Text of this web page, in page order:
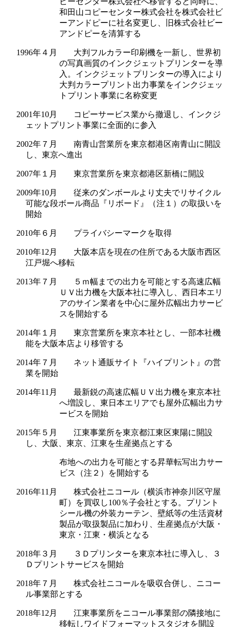
和田山コピーセンター株式会社を株式会社ビ
ーアンドピーに社名変更し、旧株式会社ビー
アンドピーを清算する
1996年４月 大判フルカラー印刷機を一新し、世界初
の写真画質のインクジェットプリンターを導
入。インクジェットプリンターの導入により
大判カラープリント出力事業をインクジェッ
トプリント事業に名称変更
2001年10月 コピーサービス業から撤退し、インクジ
ェットプリント事業に全面的に参入
2002年７月 南青山営業所を東京都港区南青山に開設
し、東京へ進出
2007年１月 東京営業所を東京都港区新橋に開設
2009年10月 従来のダンボールより丈夫でリサイクル
可能な段ボール商品『リボード』（注１）の取扱いを
開始
2010年６月 プライバシーマークを取得
2010年12月 大阪本店を現在の住所である大阪市西区
江戸堀へ移転
2013年７月 ５ｍ幅までの出力を可能とする高速広幅
ＵＶ出力機を大阪本社に導入し、西日本エリ
アのサイン業者を中心に屋外広幅出力サービ
スを開始する
2014年１月 東京営業所を東京本社とし、一部本社機
能を大阪本店より移管する
2014年７月 ネット通販サイト『ハイプリント』の営
業を開始
2014年11月 最新鋭の高速広幅ＵＶ出力機を東京本社
へ増設し、東日本エリアでも屋外広幅出力サ
ービスを開始
2015年５月 江東事業所を東京都江東区東陽に開設
し、大阪、東京、江東を生産拠点とする
布地への出力を可能とする昇華転写出力サー
ビス（注２）を開始する
2016年11月 株式会社ニコール（横浜市神奈川区守屋
町）を買収し100％子会社とする。プリント
シール機の外装カーテン、壁紙等の生活資材
製品が取扱製品に加わり、生産拠点が大阪・
東京・江東・横浜となる
2018年３月 ３Ｄプリンターを東京本社に導入し、３
Ｄプリントサービスを開始
2018年７月 株式会社ニコールを吸収合併し、ニコー
ル事業部とする
2018年12月 江東事業所をニコール事業部の隣接地に
移転しワイドフォーマットスタジオを開設